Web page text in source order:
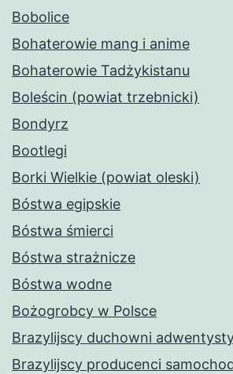
Bobolice
Bohaterowie mang i anime
Bohaterowie Tadżykistanu
Boleścin (powiat trzebnicki)
Bondyrz
Bootlegi
Borki Wielkie (powiat oleski)
Bóstwa egipskie
Bóstwa śmierci
Bóstwa strażnicze
Bóstwa wodne
Bożogrobcy w Polsce
Brazylijscy duchowni
Brazylijscy producenci